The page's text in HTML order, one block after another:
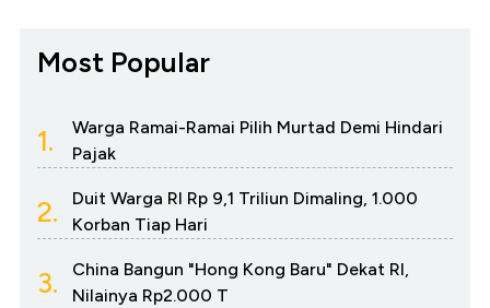
Most Popular
1.
Warga Ramai-Ramai Pilih Murtad Demi Hindari
Pajak
2.
Duit Warga RI Rp 9,1 Triliun Dimaling, 1.000
Korban Tiap Hari
3.
China Bangun "Hong Kong Baru" Dekat RI,
Nilainya Rp2.000 T